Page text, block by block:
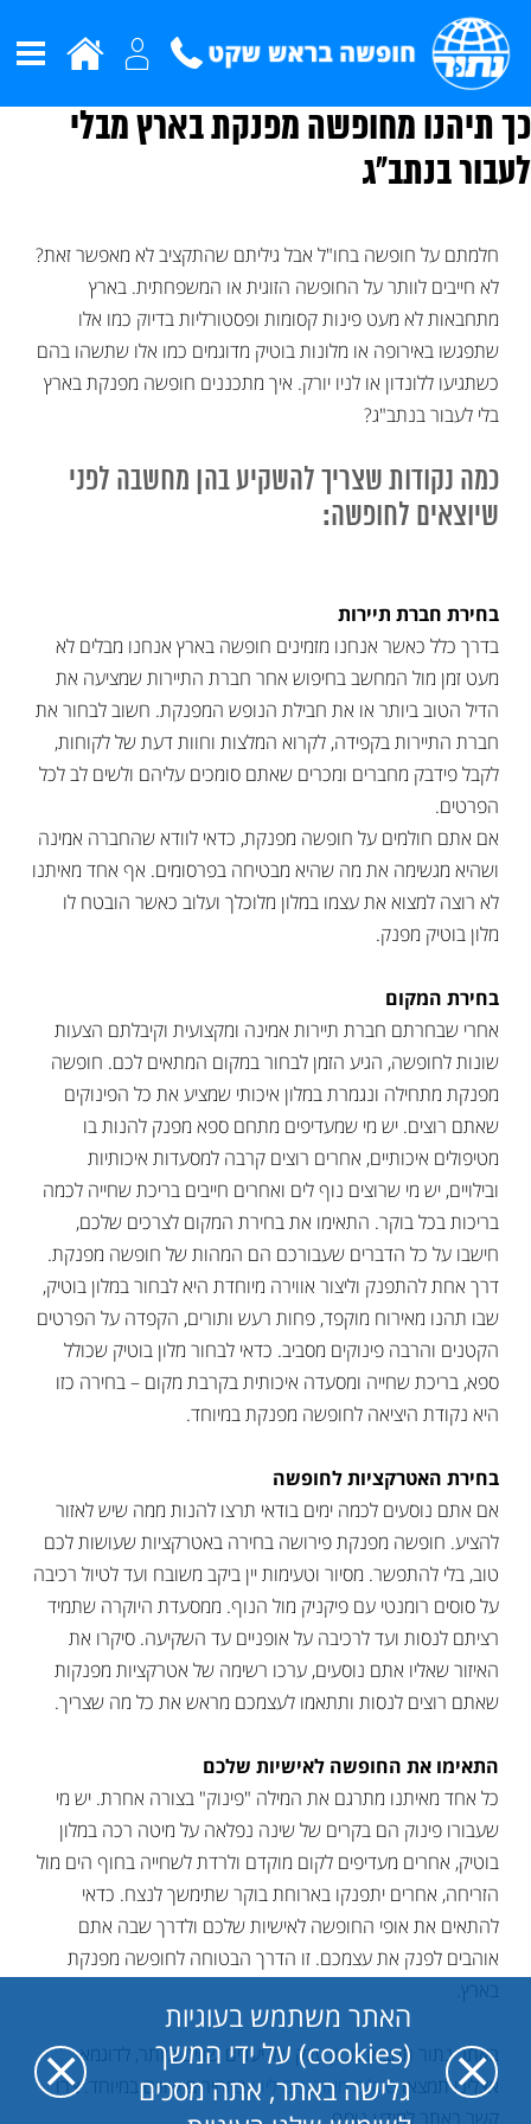
כך תיהנו מחופשה מפנקת בארץ מבלי
לעבור בנתב"ג
חלמתם על חופשה בחו"ל אבל גיליתם שהתקציב לא מאפשר זאת?
לא חייבים לוותר על החופשה הזוגית או המשפחתית. בארץ
מתחבאות לא מעט פינות קסומות ופסטורליות בדיוק כמו אלו
שתפגשו באירופה או מלונות בוטיק מדוגמים כמו אלו שתשהו בהם
כשתגיעו ללונדון או לניו יורק. איך מתכננים חופשה מפנקת בארץ
בלי לעבור בנתב"ג?
כמה נקודות שצריך להשקיע בהן מחשבה לפני
שיוצאים לחופשה:
בחירת חברת תיירות
בדרך כלל כאשר אנחנו מזמינים חופשה בארץ אנחנו מבלים לא
מעט זמן מול המחשב בחיפוש אחר חברת התיירות שמציעה את
הדיל הטוב ביותר או את חבילת הנופש המפנקת. חשוב לבחור את
חברת התיירות בקפידה, לקרוא המלצות וחוות דעת של לקוחות,
לקבל פידבק מחברים ומכרים שאתם סומכים עליהם ולשים לב לכל
הפרטים.
אם אתם חולמים על חופשה מפנקת, כדאי לוודא שהחברה אמינה
ושהיא מגשימה את מה שהיא מבטיחה בפרסומים. אף אחד מאיתנו
לא רוצה למצוא את עצמו במלון מלוכלך ועלוב כאשר הובטח לו
מלון בוטיק מפנק.
בחירת המקום
אחרי שבחרתם חברת תיירות אמינה ומקצועית וקיבלתם הצעות
שונות לחופשה, הגיע הזמן לבחור במקום המתאים לכם. חופשה
מפנקת מתחילה ונגמרת במלון איכותי שמציע את כל הפינוקים
שאתם רוצים. יש מי שמעדיפים מתחם ספא מפנק להנות בו
מטיפולים איכותיים, אחרים רוצים קרבה למסעדות איכותיות
ובילויים, יש מי שרוצים נוף לים ואחרים חייבים בריכת שחייה לכמה
בריכות בכל בוקר. התאימו את בחירת המקום לצרכים שלכם,
חישבו על כל הדברים שעבורכם הם המהות של חופשה מפנקת.
דרך אחת להתפנק וליצור אווירה מיוחדת היא לבחור במלון בוטיק,
שבו תהנו מאירוח מוקפד, פחות רעש ותורים, הקפדה על הפרטים
הקטנים והרבה פינוקים מסביב. כדאי לבחור מלון בוטיק שכולל
ספא, בריכת שחייה ומסעדה איכותית בקרבת מקום – בחירה כזו
היא נקודת היציאה לחופשה מפנקת במיוחד.
בחירת האטרקציות לחופשה
אם אתם נוסעים לכמה ימים בודאי תרצו להנות ממה שיש לאזור
להציע. חופשה מפנקת פירושה בחירה באטרקציות שעושות לכם
טוב, בלי להתפשר. מסיור וטעימות יין ביקב משובח ועד לטיול רכיבה
על סוסים רומנטי עם פיקניק מול הנוף. ממסעדת היוקרה שתמיד
רציתם לנסות ועד לרכיבה על אופניים עד השקיעה. סיקרו את
האיזור שאליו אתם נוסעים, ערכו רשימה של אטרקציות מפנקות
שאתם רוצים לנסות ותתאמו לעצמכם מראש את כל מה שצריך.
התאימו את החופשה לאישיות שלכם
כל אחד מאיתנו מתרגם את המילה "פינוק" בצורה אחרת. יש מי
שעבורו פינוק הם בקרים של שינה נפלאה על מיטה רכה במלון
בוטיק, אחרים מעדיפים לקום מוקדם ולרדת לשחייה בחוף הים מול
הזריחה, אחרים יתפנקו בארוחת בוקר שתימשך לנצח. כדאי
להתאים את אופי החופשה לאישיות שלכם ולדרך שבה אתם
אוהבים לפנק את עצמכם. זו הדרך הבטוחה לחופשה מפנקת
בארץ.
באתר נתור תמצאו מגוון ענק של יעדים שווים ביותר, לדוגמא
אצלינו תמצאוטיולים מאורגנים ליווןבמחירים שווים במיוחד. צרו
קשר באתר למידע נוסף
האתר משתמש בעוגיות
(cookies) על ידי המשך
גלישה באתר, אתה מסכים